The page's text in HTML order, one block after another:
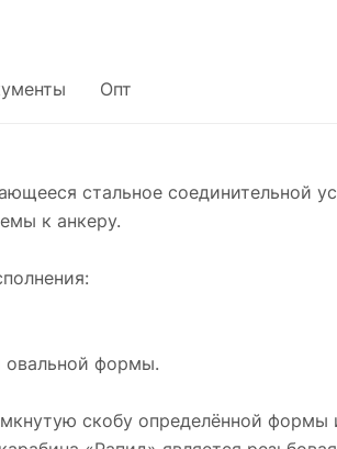
Опт
стальное соединительной
к анкеру.
овальной формы.
скобу определённой